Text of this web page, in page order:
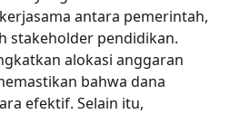
antara pemerintah,
stakeholder pendidikan.
alokasi anggaran
bahwa dana
efektif. Selain itu,